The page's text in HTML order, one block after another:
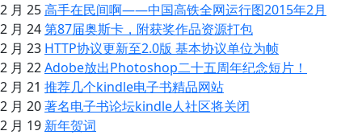
2 月 25高手在民间啊——中国高铁全网运行图2015年2月
2 月 24第87届奥斯卡，附获奖作品资源打包
2 月 23 HTTP协议更新至2.0版 基本协议单位为帧
2 月 22Adobe放出Photoshop二十五周年纪念短片！
2 月 21 推荐几个kindle电子书精品网站
2 月 20著名电子书论坛kindle人社区将关闭
2 月 19 新年贺词